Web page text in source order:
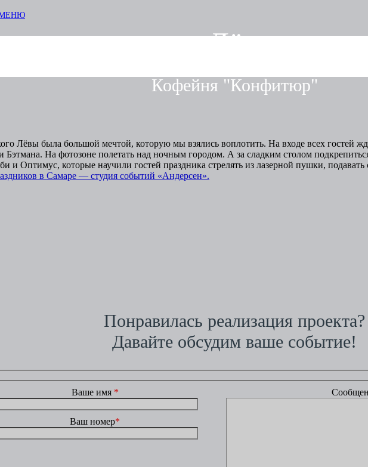
для Лёвы»
Кофейня "Конфитюр"
Лёвы была большой мечтой, которую мы взялись воплотить. На входе всех
На фотозоне полетать над ночным городом. А за сладким столом
и Оптимус, которые научили гостей праздника стрелять из лазерной пушки,
в Самаре — студия событий «Андерсен».
Понравилась реализация проекта?
Давайте обсудим ваше событие!
Ваше имя *
Ваш номер*